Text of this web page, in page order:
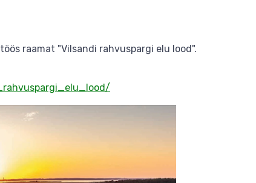
raamat "Vilsandi rahvuspargi elu lood".